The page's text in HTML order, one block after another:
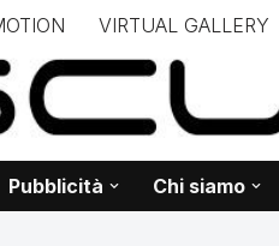
VIRTUAL GALLERY
– – – – – – – – – –
Internazionali – – – – –
Pubblicità Chi siamo